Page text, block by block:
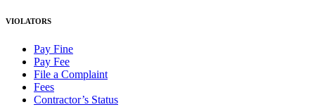
VIOLATORS
Pay Fine
Pay Fee
File a Complaint
Fees
Contractor’s Status